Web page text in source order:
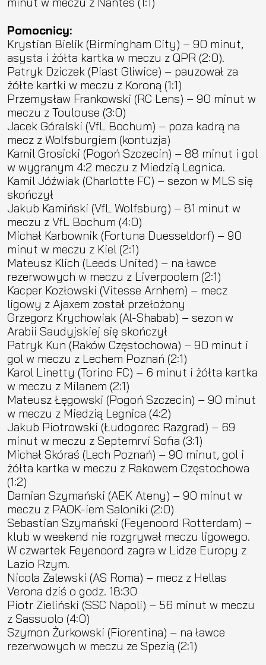
Pomocnicy:
Krystian Bielik (Birmingham City) – 90 minut,
asysta i żółta kartka w meczu z QPR (2:0).
Patryk Dziczek (Piast Gliwice) – pauzował za
żółte kartki w meczu z Koroną (1:1)
Przemysław Frankowski (RC Lens) – 90 minut w
meczu z Toulouse (3:0)
Jacek Góralski (VfL Bochum) – poza kadrą na
mecz z Wolfsburgiem (kontuzja)
Kamil Grosicki (Pogoń Szczecin) – 88 minut i gol
w wygranym 4:2 meczu z Miedzią Legnica.
Kamil Jóźwiak (Charlotte FC) – sezon w MLS się
skończył
Jakub Kamiński (VfL Wolfsburg) – 81 minut w
meczu z VfL Bochum (4:0)
Michał Karbownik (Fortuna Duesseldorf) – 90
minut w meczu z Kiel (2:1)
Mateusz Klich (Leeds United) – na ławce
rezerwowych w meczu z Liverpoolem (2:1)
Kacper Kozłowski (Vitesse Arnhem) – mecz
ligowy z Ajaxem został przełożony
Grzegorz Krychowiak (Al-Shabab) – sezon w
Arabii Saudyjskiej się skończył
Patryk Kun (Raków Częstochowa) – 90 minut i
gol w meczu z Lechem Poznań (2:1)
Karol Linetty (Torino FC) – 6 minut i żółta kartka
w meczu z Milanem (2:1)
Mateusz Łęgowski (Pogoń Szczecin) – 90 minut
w meczu z Miedzią Legnica (4:2)
Jakub Piotrowski (Łudogorec Razgrad) – 69
minut w meczu z Septemrvi Sofia (3:1)
Michał Skóraś (Lech Poznań) – 90 minut, gol i
żółta kartka w meczu z Rakowem Częstochowa
(1:2)
Damian Szymański (AEK Ateny) – 90 minut w
meczu z PAOK-iem Saloniki (2:0)
Sebastian Szymański (Feyenoord Rotterdam) –
klub w weekend nie rozgrywał meczu ligowego.
W czwartek Feyenoord zagra w Lidze Europy z
Lazio Rzym.
Nicola Zalewski (AS Roma) – mecz z Hellas
Verona dziś o godz. 18:30
Piotr Zieliński (SSC Napoli) – 56 minut w meczu
z Sassuolo (4:0)
Szymon Żurkowski (Fiorentina) – na ławce
rezerwowych w meczu ze Spezią (2:1)